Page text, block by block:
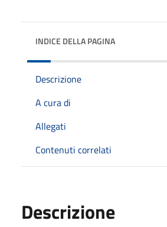
INDICE DELLA PAGINA
Descrizione
A cura di
Allegati
Contenuti correlati
Descrizione